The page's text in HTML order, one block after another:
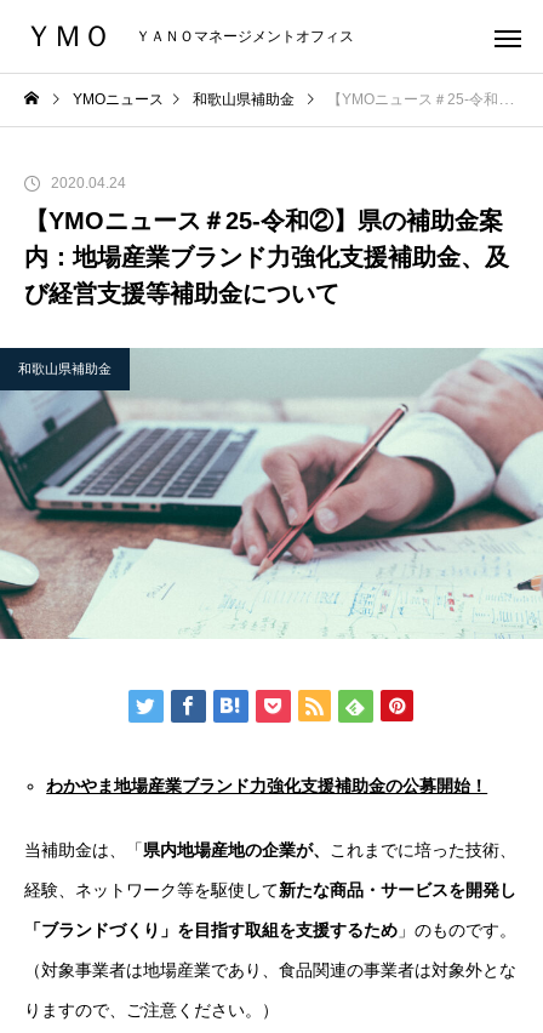
ＹＭＯ ＹＡＮＯマネージメントオフィス
YMOニュース 和歌山県補助金 【YMOニュース＃25-令和②】県の補助金案内：地場産業ブランド力強化支援補助金、及び経営支援等補助金について
2020.04.24
【YMOニュース＃25-令和②】県の補助金案
内：地場産業ブランド力強化支援補助金、及
び経営支援等補助金について
和歌山県補助金
わかやま地場産業ブランド力強化支援補助金の公募開始！
当補助金は、「県内地場産地の企業が、 これまでに培った技術、
経験、ネットワーク等を駆使して新たな商品・サービスを開発し
「ブランドづくり」を目指す取組を支援するため 」のものです。
（対象事業者は地場産業であり、食品関連の事業者は対象外とな
りますので、ご注意ください。）